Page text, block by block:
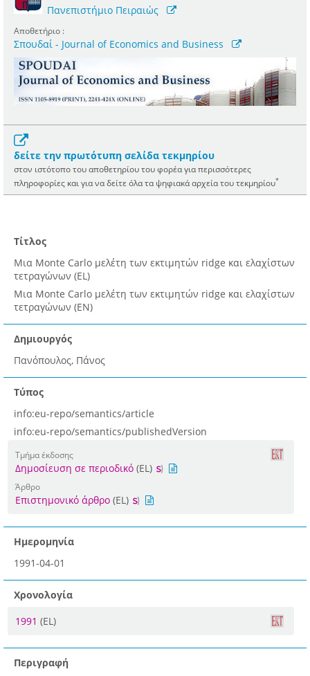
Πανεπιστήμιο Πειραιώς
Αποθετήριο :
Σπουδαί - Journal of Economics and Business
δείτε την πρωτότυπη σελίδα τεκμηρίου
στον ιστότοπο του αποθετηρίου του φορέα για περισσότερες
πληροφορίες και για να δείτε όλα τα ψηφιακά αρχεία του τεκμηρίου*
Τίτλος
Μια Monte Carlo μελέτη των εκτιμητών ridge και ελαχίστων
τετραγώνων (EL)
Μια Monte Carlo μελέτη των εκτιμητών ridge και ελαχίστων
τετραγώνων (EN)
Δημιουργός
Πανόπουλος, Πάνος
Τύπος
info:eu-repo/semantics/article
info:eu-repo/semantics/publishedVersion
Τμήμα έκδοσης
Δημοσίευση σε περιοδικό (EL)
Άρθρο
Επιστημονικό άρθρο (EL)
Ημερομηνία
1991-04-01
Χρονολογία
1991 (EL)
Περιγραφή